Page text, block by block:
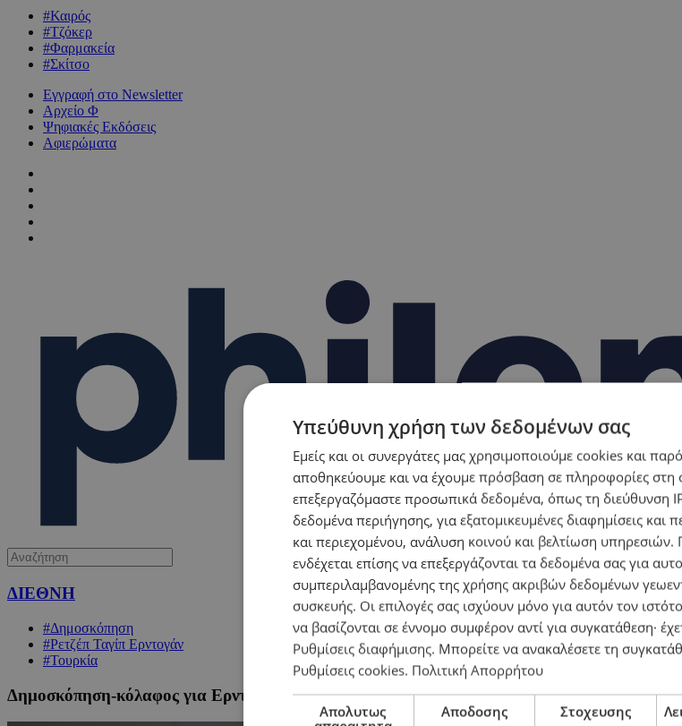
#Καιρός
#Τζόκερ
#Φαρμακεία
#Σκίτσο
Εγγραφή στο Newsletter
Αρχείο Φ
Ψηφιακές Εκδόσεις
Αφιερώματα
ΔΙΕΘΝΗ
#Δημοσκόπηση
#Ρετζέπ Ταγίπ Ερντογάν
#Τουρκία
Δημοσκόπηση-κόλαφος για Ερντογάν: Χάνει σε όλα τα σενάρια – Διαφορά 16 μονάδων
Υπεύθυνη χρήση των δεδομένων σας
Εμείς και οι συνεργάτες μας χρησιμοποιούμε cookies και
αποθηκεύουμε και να έχουμε πρόσβαση σε πληροφορίες στη
επεξεργαζόμαστε προσωπικά δεδομένα, όπως τη διεύθυνση
δεδομένα περιήγησης, για εξατομικευμένες διαφημίσεις και
και περιεχομένου, ανάλυση κοινού και βελτίωση υπηρεσιών.
ενδέχεται επίσης να επεξεργάζονται τα δεδομένα σας για
συμπεριλαμβανομένης της χρήσης ακριβών δεδομένων
συσκευής. Οι επιλογές σας ισχύουν μόνο για αυτόν τον
να βασίζονται σε έννομο συμφέρον αντί για συγκατάθεση·
Ρυθμίσεις διαφήμισης. Μπορείτε να ανακαλέσετε τη
Ρυθμίσεις cookies. Πολιτική Απορρήτου
Απολυτως
Αποδοσης Στοχευσης